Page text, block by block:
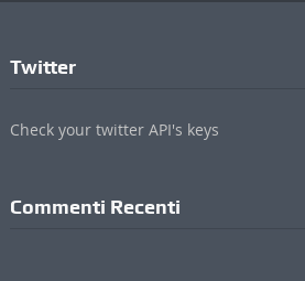
Twitter
Check your twitter API's keys
Commenti Recenti